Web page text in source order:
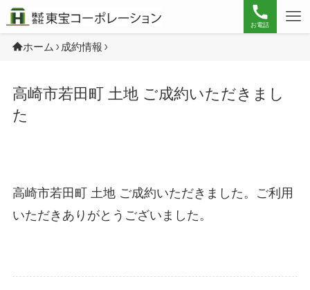
お電話
ホーム 成約情報
高崎市若田町 土地 ご成約いただきまし
た
高崎市若田町 土地 ご成約いただきました。ご利用
いただきありがとうございました。